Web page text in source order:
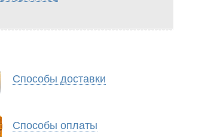
Способы доставки
Способы оплаты